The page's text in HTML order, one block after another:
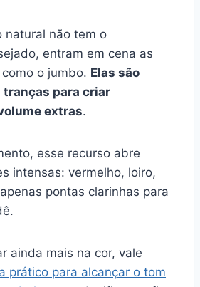
natural não tem o
entram em cena as
o jumbo. Elas são
tranças para criar
extras.
esse recurso abre
intensas: vermelho, loiro,
pontas clarinhas para
ainda mais na cor, vale
prático para alcançar o tom